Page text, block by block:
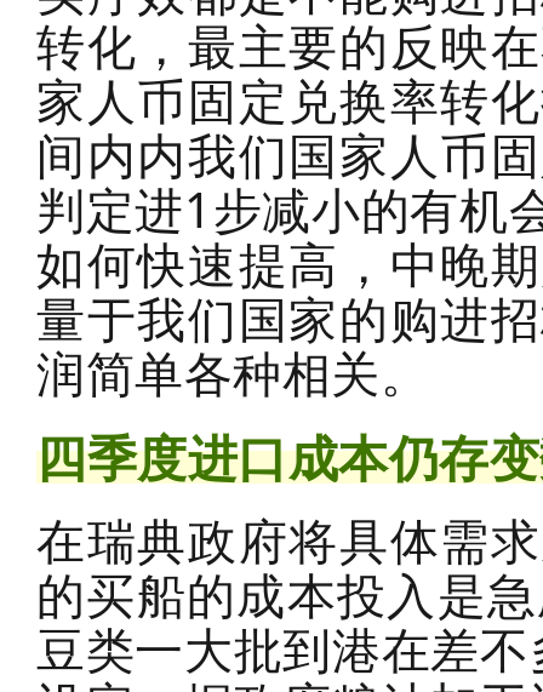
转化，最主要的反映
家人币固定兑换率转
间内内我们国家人币
判定进1步减小的有机
如何快速提高，中晚
量于我们国家的购进
润简单各种相关。
四季度进口成本仍存
在瑞典政府将具体需
的买船的成本投入是
豆类一大批到港在差